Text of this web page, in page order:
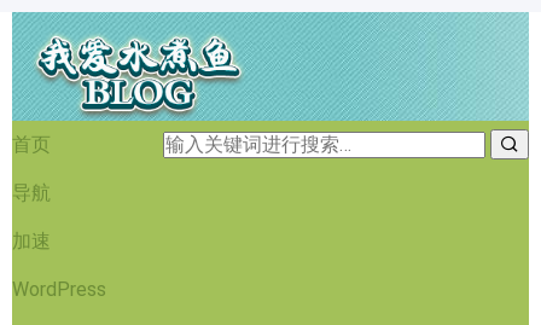
首页
导航
加速
WordPress